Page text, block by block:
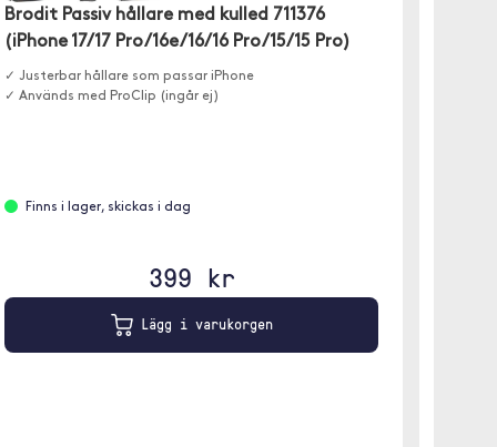
Brodit Passiv hållare med kulled 711376
(iPhone 17/17 Pro/16e/16/16 Pro/15/15 Pro)
✓ Justerbar hållare som passar iPhone
✓ Används med ProClip (ingår ej)
Finns i lager, skickas i dag
399 kr
Lägg i varukorgen